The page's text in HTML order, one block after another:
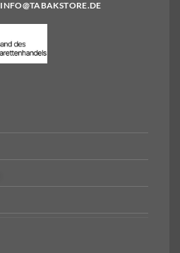
INFO@TABAKSTORE.DE